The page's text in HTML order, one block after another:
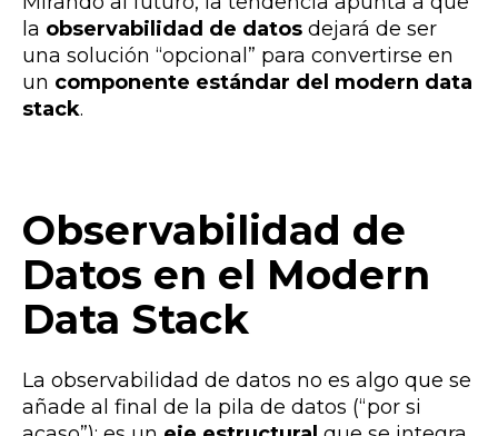
la observabilidad de datos dejará de ser
una solución “opcional” para convertirse en
un componente estándar del modern data
stack.
Observabilidad de
Datos en el Modern
Data Stack
La observabilidad de datos no es algo que se
añade al final de la pila de datos (“por si